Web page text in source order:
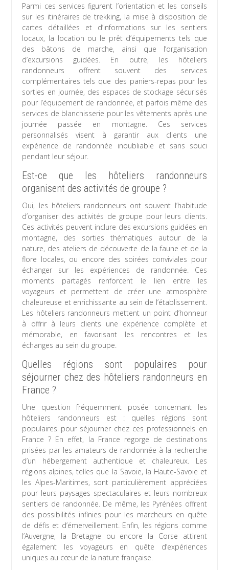
Parmi ces services figurent l’orientation et les conseils
sur les itinéraires de trekking, la mise à disposition de
cartes détaillées et d’informations sur les sentiers
locaux, la location ou le prêt d’équipements tels que
des bâtons de marche, ainsi que l’organisation
d’excursions guidées. En outre, les hôteliers
randonneurs offrent souvent des services
complémentaires tels que des paniers-repas pour les
sorties en journée, des espaces de stockage sécurisés
pour l’équipement de randonnée, et parfois même des
services de blanchisserie pour les vêtements après une
journée passée en montagne. Ces services
personnalisés visent à garantir aux clients une
expérience de randonnée inoubliable et sans souci
pendant leur séjour.
Est-ce que les hôteliers randonneurs
organisent des activités de groupe ?
Oui, les hôteliers randonneurs ont souvent l’habitude
d’organiser des activités de groupe pour leurs clients.
Ces activités peuvent inclure des excursions guidées en
montagne, des sorties thématiques autour de la
nature, des ateliers de découverte de la faune et de la
flore locales, ou encore des soirées conviviales pour
échanger sur les expériences de randonnée. Ces
moments partagés renforcent le lien entre les
voyageurs et permettent de créer une atmosphère
chaleureuse et enrichissante au sein de l’établissement.
Les hôteliers randonneurs mettent un point d’honneur
à offrir à leurs clients une expérience complète et
mémorable, en favorisant les rencontres et les
échanges au sein du groupe.
Quelles régions sont populaires pour
séjourner chez des hôteliers randonneurs en
France ?
Une question fréquemment posée concernant les
hôteliers randonneurs est : quelles régions sont
populaires pour séjourner chez ces professionnels en
France ? En effet, la France regorge de destinations
prisées par les amateurs de randonnée à la recherche
d’un hébergement authentique et chaleureux. Les
régions alpines, telles que la Savoie, la Haute-Savoie et
les Alpes-Maritimes, sont particulièrement appréciées
pour leurs paysages spectaculaires et leurs nombreux
sentiers de randonnée. De même, les Pyrénées offrent
des possibilités infinies pour les marcheurs en quête
de défis et d’émerveillement. Enfin, les régions comme
l’Auvergne, la Bretagne ou encore la Corse attirent
également les voyageurs en quête d’expériences
uniques au cœur de la nature française.